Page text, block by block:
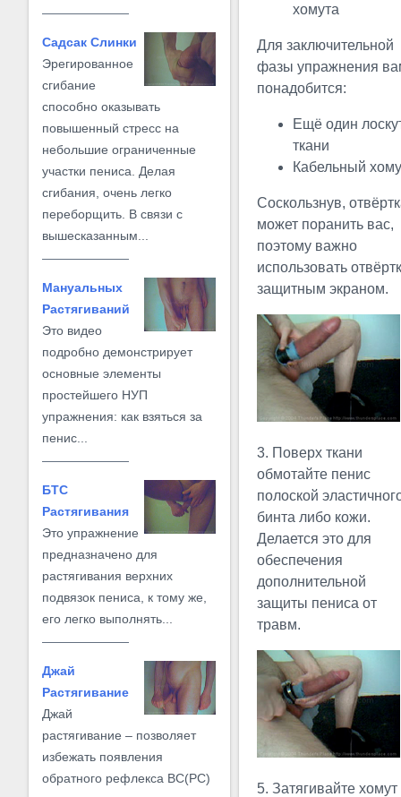
Садсак Слинки
Эрегированное
сгибание
способно оказывать
повышенный стресс на
небольшие ограниченные
участки пениса. Делая
сгибания, очень легко
переборщить. В связи с
вышесказанным...
Мануальных
Растягиваний
Это видео
подробно демонстрирует
основные элементы
простейшего НУП
упражнения: как взяться за
пенис...
БТС
Растягивания
Это упражнение
предназначено для
растягивания верхних
подвязок пениса, к тому же,
его легко выполнять...
Джай
Растягивание
Джай
растягивание – позволяет
избежать появления
обратного рефлекса BC(PC)
хомута
Для заключительной
фазы упражнения
понадобится:
Ещё один
ткани
Кабельный
Соскользнув,
может поранить вас,
поэтому важно
использовать
защитным экраном.
3. Поверх ткани
обмотайте пенис
полоской
бинта либо кожи.
Делается это для
обеспечения
дополнительной
защиты пениса от
травм.
5. Затягивайте